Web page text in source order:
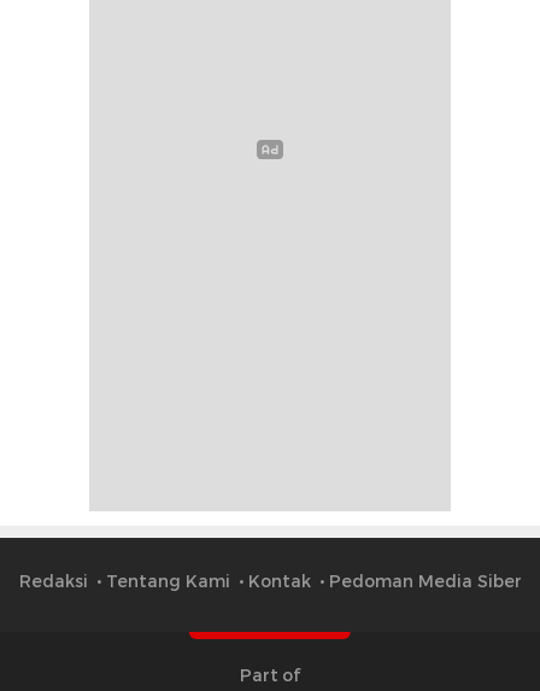
Redaksi Tentang Kami Kontak Pedoman Media Siber
Part of